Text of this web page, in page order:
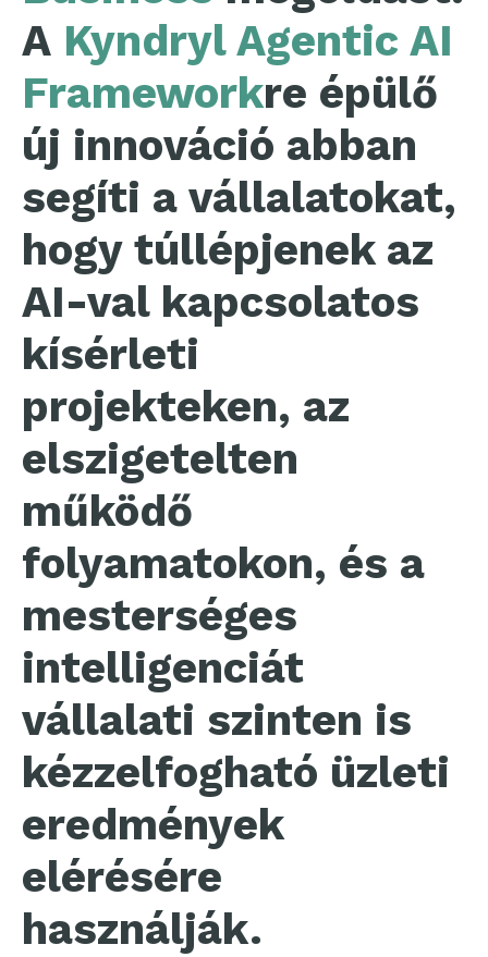
A Kyndryl Agentic AI
Frameworkre épülő
új innováció abban
segíti a vállalatokat,
hogy túllépjenek az
AI-val kapcsolatos
kísérleti
projekteken, az
elszigetelten
működő
folyamatokon, és a
mesterséges
intelligenciát
vállalati szinten is
kézzelfogható üzleti
eredmények
elérésére
használják.